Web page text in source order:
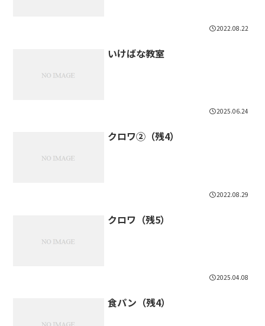
2022.08.22
いけばな教室
2025.06.24
クロワ②（残4）
2022.08.29
クロワ（残5）
2025.04.08
食パン（残4）